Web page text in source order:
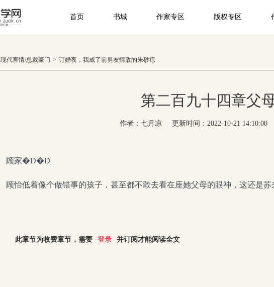
首页 书城 作家专区 版权专区
现代言情/总裁豪门 > 订婚夜，我成了前男友情敌的朱砂痣
第二百九十四章父
作者：七月凉 更新时间：2022-10-21 14:10:00
顾家�D�D
顾怡低着像个做错事的孩子，甚至都不敢去看在座她父母的眼神，这还是
此章节为收费章节，需要 登录 并订阅才能阅读全文